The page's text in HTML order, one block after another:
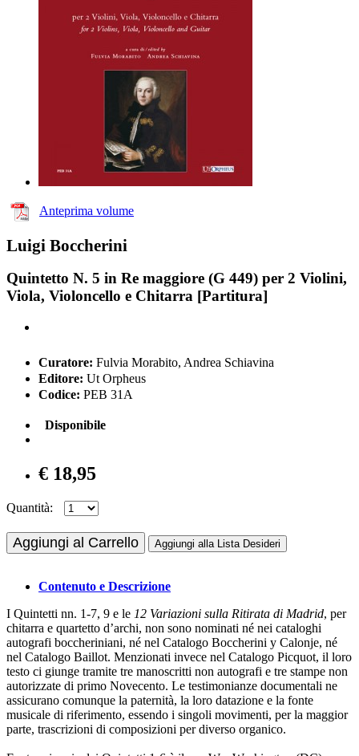
Anteprima volume
Luigi Boccherini
Quintetto N. 5 in Re maggiore (G 449) per 2 Violini,
Viola, Violoncello e Chitarra [Partitura]
Curatore: Fulvia Morabito, Andrea Schiavina
Editore: Ut Orpheus
Codice: PEB 31A
Disponibile
€ 18,95
Quantità:
Aggiungi al Carrello Aggiungi alla Lista Desideri
Contenuto e Descrizione
I Quintetti nn. 1-7, 9 e le 12 Variazioni sulla Ritirata di Madrid, per
chitarra e quartetto d’archi, non sono nominati né nei cataloghi
autografi boccheriniani, né nel Catalogo Boccherini y Calonje, né
nel Catalogo Baillot. Menzionati invece nel Catalogo Picquot, il loro
testo ci giunge tramite tre manoscritti non autografi e tre stampe non
autorizzate di primo Novecento. Le testimonianze documentali ne
assicurano comunque la paternità, la loro datazione e la fonte
musicale di riferimento, essendo i singoli movimenti, per la maggior
parte, trascrizioni di composizioni per diverso organico.